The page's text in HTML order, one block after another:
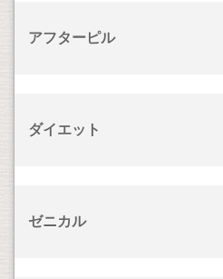
アフターピル
ダイエット
ゼニカル